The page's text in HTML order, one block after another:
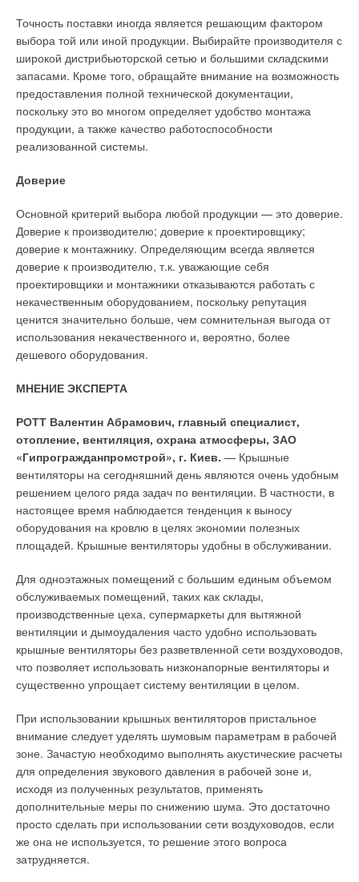
Точность поставки иногда является решающим фактором
выбора той или иной продукции. Выбирайте производителя с
широкой дистрибьюторской сетью и большими складскими
запасами. Кроме того, обращайте внимание на возможность
предоставления полной технической документации,
поскольку это во многом определяет удобство монтажа
продукции, а также качество работоспособности
реализованной системы.
Доверие
Основной критерий выбора любой продукции — это доверие.
Доверие к производителю; доверие к проектировщику;
доверие к монтажнику. Определяющим всегда является
доверие к производителю, т.к. уважающие себя
проектировщики и монтажники отказываются работать с
некачественным оборудованием, поскольку репутация
ценится значительно больше, чем сомнительная выгода от
использования некачественного и, вероятно, более
дешевого оборудования.
МНЕНИЕ ЭКСПЕРТА
РОТТ Валентин Абрамович, главный специалист,
отопление, вентиляция, охрана атмосферы, ЗАО
«Гипрогражданпромстрой», г. Киев. — Крышные
вентиляторы на сегодняшний день являются очень удобным
решением целого ряда задач по вентиляции. В частности, в
настоящее время наблюдается тенденция к выносу
оборудования на кровлю в целях экономии полезных
площадей. Крышные вентиляторы удобны в обслуживании.
Для одноэтажных помещений с большим единым объемом
обслуживаемых помещений, таких как склады,
производственные цеха, супермаркеты для вытяжной
вентиляции и дымоудаления часто удобно использовать
крышные вентиляторы без разветвленной сети воздуховодов,
что позволяет использовать низконапорные вентиляторы и
существенно упрощает систему вентиляции в целом.
При использовании крышных вентиляторов пристальное
внимание следует уделять шумовым параметрам в рабочей
зоне. Зачастую необходимо выполнять акустические расчеты
для определения звукового давления в рабочей зоне и,
исходя из полученных результатов, применять
дополнительные меры по снижению шума. Это достаточно
просто сделать при использовании сети воздуховодов, если
же она не используется, то решение этого вопроса
затрудняется.
Масштаб строительства и разнообразие проектов
впечатляют. Времена, когда все решала цена, уходят в
прошлое. Сейчас все больше преобладают такие
параметры, как качество, надежность, скорость монтажа,
долговечность и современный дизайн продукции — как раз
то, чем известна продукция фирмы Viega во всем мире.
Когда фирма Viega пришла на российский рынок и
около девяти лет назад. Первыми поставками стали сифоны
и пресс-фитинги из меди. Еще в 1999 году в вашей стране
появились первые объекты на наших медных пресс-
фитингах абсолютно инновационной в те годы системы
Profipress. Эта разработка фирмы Viega универсальна и
может применяться для монтажа водопровода, отопления и
внутренних газовых сетей.
Растущий российский рынок, безусловно, представляет для
довольно широка: от Калининграда до Красноярска.
эксплуатируются наши металлические пресс-системы. Это и
нефтеналивная платформа в Балтийском море, и
Международный дом музыки в Москве, и IKEA в
СанктПетербурге. Есть объекты во многих других регионах,
например, в Якутии.
В этом году мы планируем открыть официальное
представительство в Москве. Увеличиваем штат сотрудников.
региональное, постоянно расширяется. В России одной из
главных стратегических задач мы считаем обучение
инженеров, строителей, проектировщиков, монтажников.
Далеко не все российские специалисты знают современные
водопроводно-отопительные пресс-системы и их
технические особенности. Поэтому предстоит большая
работа по повышению профессиональной квалификации
Читайте по теме:
→ Пять лайфхаков для экономии горячей воды
→
Viega системы Labs-free на лакокрасочном производстве
комплексной выгоде клиента
Текст комментария